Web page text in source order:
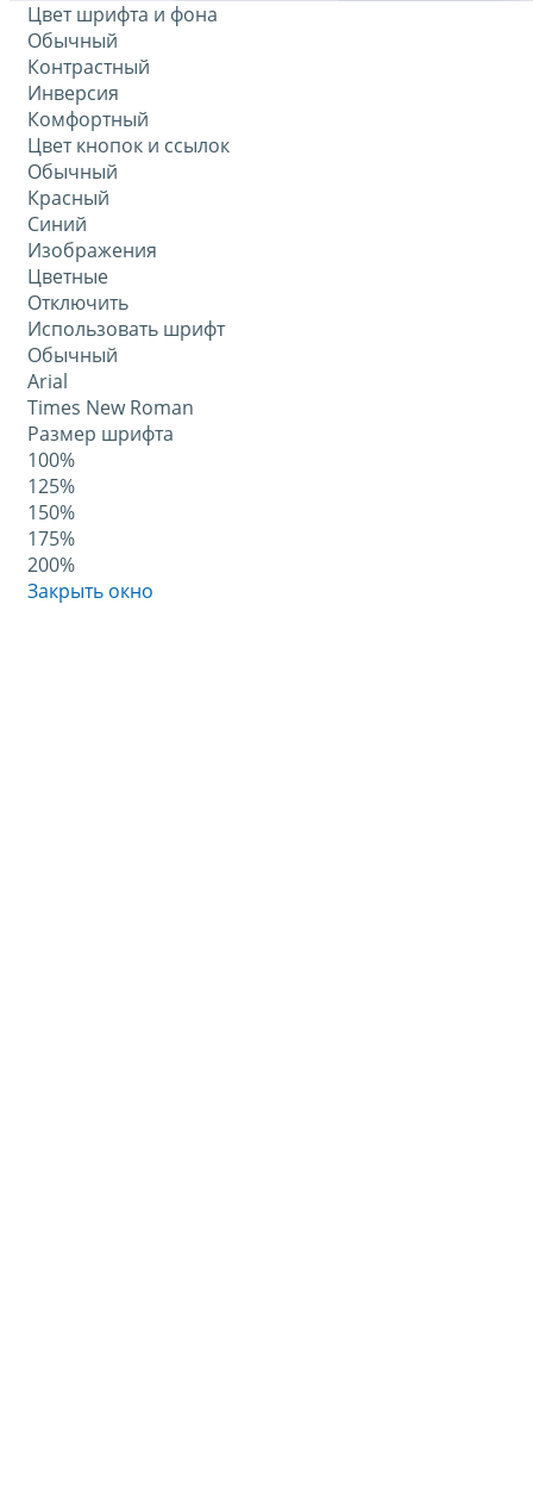
Цвет шрифта и фона
Обычный
Контрастный
Инверсия
Комфортный
Цвет кнопок и ссылок
Обычный
Красный
Синий
Изображения
Цветные
Отключить
Использовать шрифт
Обычный
Arial
Times New Roman
Размер шрифта
100%
125%
150%
175%
200%
Закрыть окно